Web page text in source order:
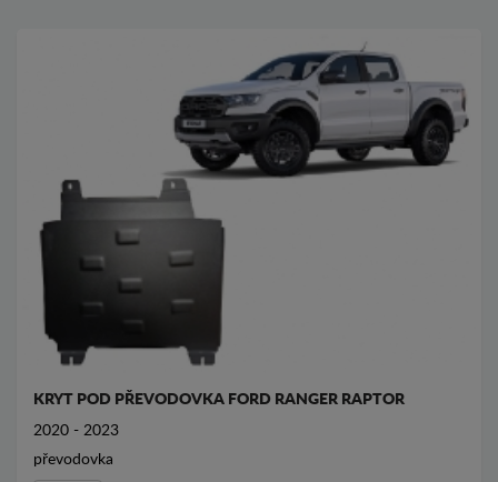
KRYT POD PŘEVODOVKA FORD RANGER RAPTOR
2020 - 2023
převodovka